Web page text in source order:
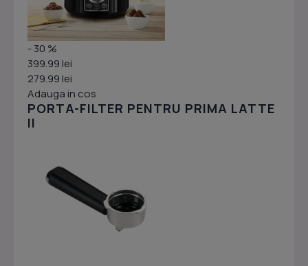
- 30 %
399.99 lei
279.99 lei
Adauga in cos
PORTA-FILTER PENTRU PRIMA LATTE
II